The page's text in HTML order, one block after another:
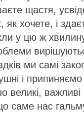
щастя,
хочете, і
у цю ж
ми самі
і
великі, важливі
саме нас